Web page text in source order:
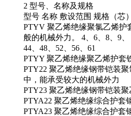
2 型号、名称及规格
型号 名称 敷设范围 规格（芯
PTYV 聚乙烯绝缘聚氯乙烯护
般的机械外力。 4、6、8、9、
44、48、52、56、61
PTYY 聚乙烯绝缘聚乙烯护套
PTY22 聚乙烯绝缘钢带铠装
中，能承受较大的机械外力
PTY23 聚乙烯绝缘钢带铠装
PTYA22 聚乙烯绝缘综合护套
PTYA23 聚乙烯绝缘综合护套